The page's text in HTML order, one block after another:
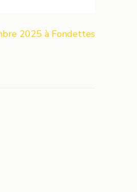
2025 à Fondettes